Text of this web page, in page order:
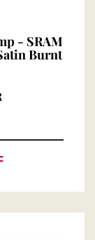
- SRAM
Burnt